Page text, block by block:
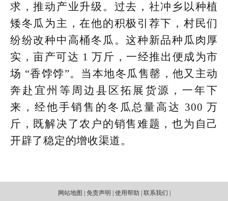
求，推动产业升级。过去，社冲乡以种植
矮冬瓜为主，在他的积极引荐下，村民们
纷纷改种中高桶冬瓜。这种新品种瓜肉厚
实，亩产可达 1 万斤，一经推出便成为市
场 “香饽饽”。当本地冬瓜售罄，他又主动
奔赴宜州等周边县区拓展货源，一年下
来，经他手销售的冬瓜总量高达 300 万
斤，既解决了农户的销售难题，也为自己
开辟了稳定的增收渠道。
网站地图 | 免责声明 | 使用帮助 | 联系我们 |